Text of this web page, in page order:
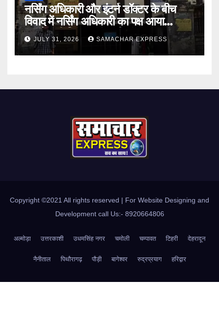
नर्सिंग अधिकारी और इंटर्न डॉक्टर के बीच
विवाद में नर्सिंग अधिकारी का पक्ष आया
सामने,करी निष्पक्ष जांच की मांग
JULY 31, 2026 SAMACHAR EXPRESS
Copyright ©2021 All rights reserved | For Website Designing and
Development call Us:- 8920664806
अल्मोड़ा उत्तरकाशी उधमसिंह नगर चमोली चम्पावत टिहरी देहरादून
नैनीताल पिथौरागढ़ पौड़ी बागेश्वर रुद्रप्रयाग हरिद्वार